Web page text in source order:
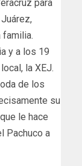
para
familia.
y a los 19
la XEJ.
de los
su
le hace
Pachuco a